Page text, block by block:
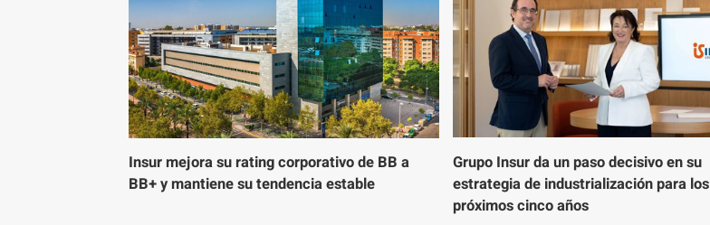
Insur mejora su rating corporativo de BB a
BB+ y mantiene su tendencia estable
Grupo Insur da un paso decisivo en su
estrategia de industrialización para los
próximos cinco años